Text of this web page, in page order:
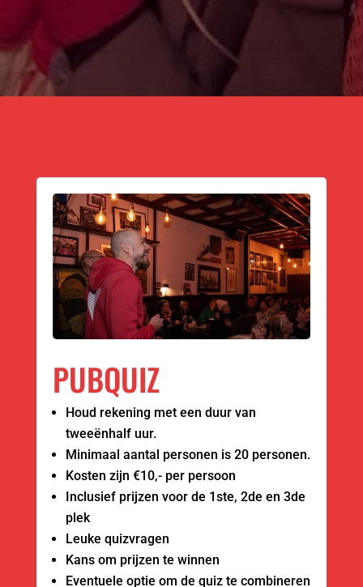
PUBQUIZ
Houd rekening met een duur van
tweeënhalf uur.
Minimaal aantal personen is 20 personen.
Kosten zijn €10,- per persoon
Inclusief prijzen voor de 1ste, 2de en 3de
plek
Leuke quizvragen
Kans om prijzen te winnen
Eventuele optie om de quiz te combineren